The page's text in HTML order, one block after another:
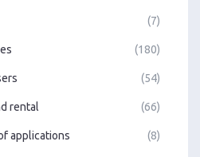
(7)
(180)
(54)
rental (66)
applications (8)